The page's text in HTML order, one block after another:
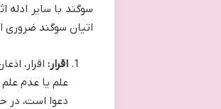
سوگند با سایر ادله
اتیان سوگند
اقرار: اقرار،
علم یا عدم
دعوا است، در